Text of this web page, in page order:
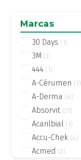
Marcas
30 Days (1)
3M (1)
444 (1)
A-Cérumen (1)
A-Derma (6)
Absorvit (21)
Acarilbial (1)
Accu-Chek (4)
Acmed (2)